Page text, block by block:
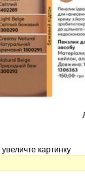
картинку